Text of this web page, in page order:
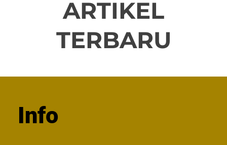
ARTIKEL
TERBARU
Info